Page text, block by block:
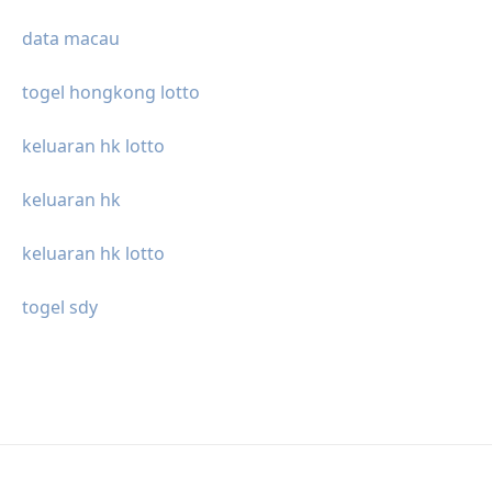
data macau
togel hongkong lotto
keluaran hk lotto
keluaran hk
keluaran hk lotto
togel sdy